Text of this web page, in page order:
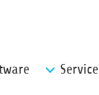
Service